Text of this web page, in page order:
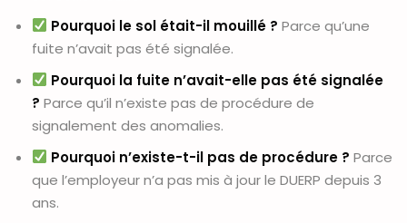
Pourquoi le sol était-il mouillé ? Parce qu’une
fuite n’avait pas été signalée.
Pourquoi la fuite n’avait-elle pas été signalée
? Parce qu’il n’existe pas de procédure de
signalement des anomalies.
Pourquoi n’existe-t-il pas de procédure ? Parce
que l’employeur n’a pas mis à jour le DUERP depuis 3
ans.